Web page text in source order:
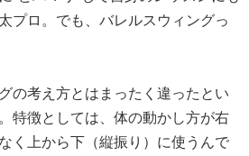
プロ。でも、バレルスウィングっ
の考え方とはまったく違ったとい
特徴としては、体の動かし方が右
く上から下（縦振り）に使うんで